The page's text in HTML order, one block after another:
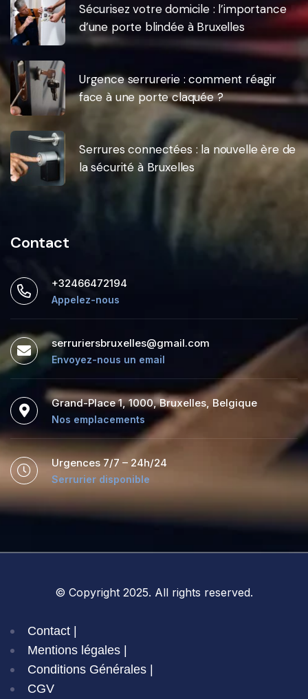
Sécurisez votre domicile : l’importance
d’une porte blindée à Bruxelles
Urgence serrurerie : comment réagir
face à une porte claquée ?
Serrures connectées : la nouvelle ère de
la sécurité à Bruxelles
Contact
+32466472194
Appelez-nous
serruriersbruxelles@gmail.com
Envoyez-nous un email
Grand-Place 1, 1000, Bruxelles, Belgique
Nos emplacements
Urgences 7/7 – 24h/24
Serrurier disponible
© Copyright 2025. All rights reserved.
Contact |
Mentions légales |
Conditions Générales |
CGV